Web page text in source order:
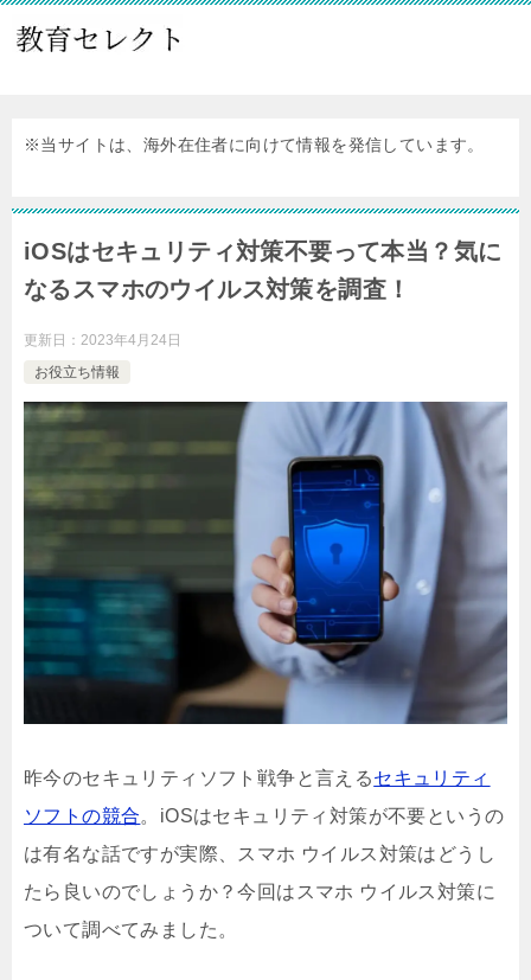
※当サイトは、海外在住者に向けて情報を発信しています。
​​iOSはセキュリティ対策不要って本当？気に
なるスマホのウイルス対策を調査！
更新日： 2023年4月24日
お役立ち情報
昨今のセキュリティソフト戦争と言えるセキュリティ
ソフトの競合。iOSはセキュリティ対策が不要というの
は有名な話ですが実際、スマホ ウイルス対策はどうし
たら良いのでしょうか？今回はスマホ ウイルス対策に
ついて調べてみました。